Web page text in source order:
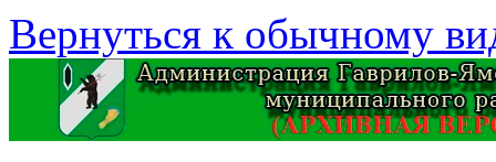
Вернуться к обычному